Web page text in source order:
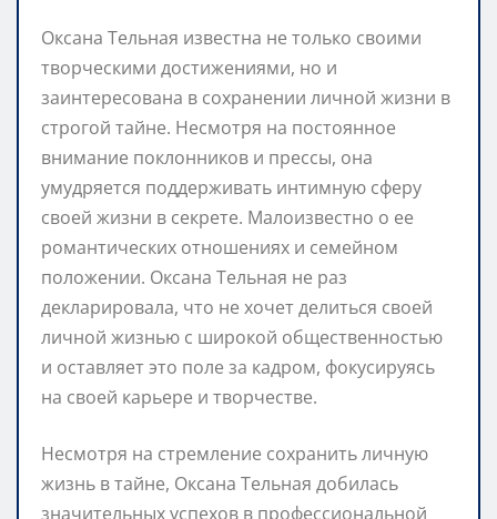
Оксана Тельная известна не только своими
творческими достижениями, но и
заинтересована в сохранении личной жизни в
строгой тайне. Несмотря на постоянное
внимание поклонников и прессы, она
умудряется поддерживать интимную сферу
своей жизни в секрете. Малоизвестно о ее
романтических отношениях и семейном
положении. Оксана Тельная не раз
декларировала, что не хочет делиться своей
личной жизнью с широкой общественностью
и оставляет это поле за кадром, фокусируясь
на своей карьере и творчестве.
Несмотря на стремление сохранить личную
жизнь в тайне, Оксана Тельная добилась
значительных успехов в профессиональной